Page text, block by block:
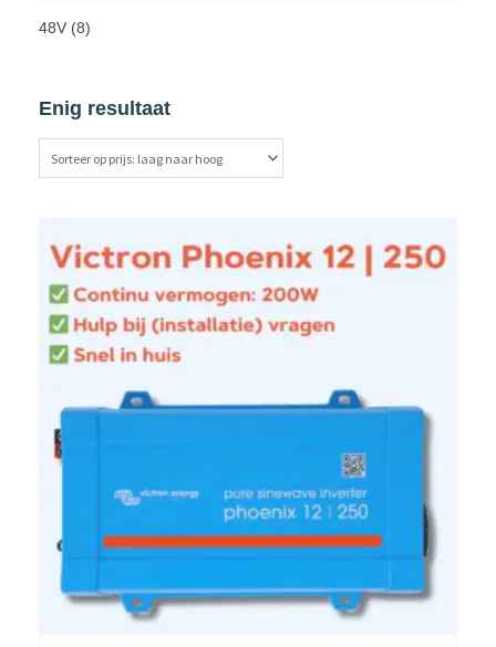
48V (8)
Enig resultaat